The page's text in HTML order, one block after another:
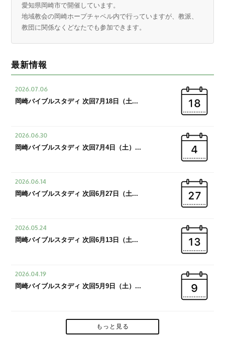
愛知県岡崎市で開催しています。
地域教会の岡崎ホープチャペル内で行っていますが、教派、
教団に関係なくどなたでも参加できます。
最新情報
2026.07.06
岡崎バイブルスタディ 次回7月18日（土...
2026.06.30
岡崎バイブルスタディ 次回7月4日（土）...
2026.06.14
岡崎バイブルスタディ 次回6月27日（土...
2026.05.24
岡崎バイブルスタディ 次回6月13日（土...
2026.04.19
岡崎バイブルスタディ 次回5月9日（土）...
もっと見る